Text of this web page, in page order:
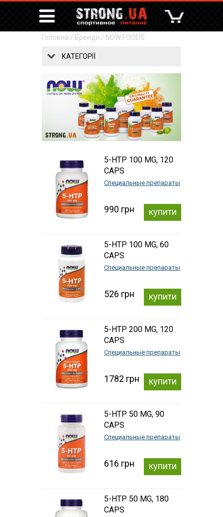
Головна / Бренди / NOW FOODS
КАТЕГОРІЇ
5-HTP 100 MG, 120
CAPS
Специальные препараты
990 грн купити
5-HTP 100 MG, 60
CAPS
Специальные препараты
526 грн купити
5-HTP 200 MG, 120
CAPS
Специальные препараты
1782 грн купити
5-HTP 50 MG, 90
CAPS
Специальные препараты
616 грн купити
5-HTP 50 MG, 180
CAPS